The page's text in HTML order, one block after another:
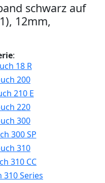
schwarz auf
12mm,
:
18 R
200
210 E
220
300
300 SP
310
310 CC
310 Series